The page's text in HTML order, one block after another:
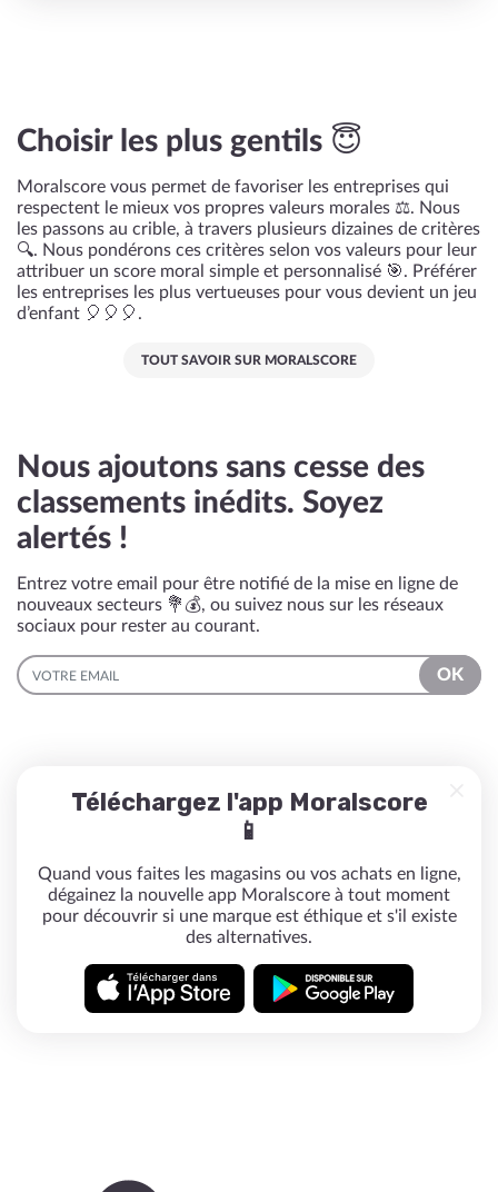
Choisir les plus gentils 😇
Moralscore vous permet de favoriser les entreprises qui
respectent le mieux vos propres valeurs morales ⚖️. Nous
les passons au crible, à travers plusieurs dizaines de critères
🔍. Nous pondérons ces critères selon vos valeurs pour leur
attribuer un score moral simple et personnalisé 🎯. Préférer
les entreprises les plus vertueuses pour vous devient un jeu
d’enfant 🎈🎈🎈.
TOUT SAVOIR SUR MORALSCORE
Nous ajoutons sans cesse des
classements inédits. Soyez
alertés !
Entrez votre email pour être notifié de la mise en ligne de
nouveaux secteurs 💐💰, ou suivez nous sur les réseaux
sociaux pour rester au courant.
EMAIL
OK
Téléchargez l'app Moralscore
📱
Quand vous faites les magasins ou vos achats en ligne,
dégainez la nouvelle app Moralscore à tout moment
pour découvrir si une marque est éthique et s'il existe
des alternatives.